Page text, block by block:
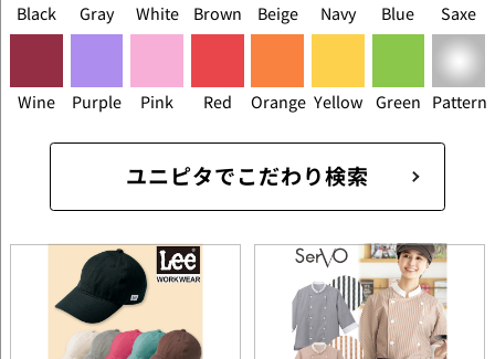
Black Gray White Brown Beige Navy Blue Saxe
Wine Purple Pink Red Orange Yellow Green Pattern
ユニピタでこだわり検索